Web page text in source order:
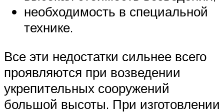
необходимость в специальной
технике.
Все эти недостатки сильнее всего
проявляются при возведении
укрепительных сооружений
большой высоты. При изготовлении